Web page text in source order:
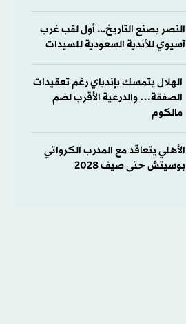
النصر يصنع التاريخ... أول لقب غرب
آسيوي للأندية السعودية للسيدات
الهلال يتمسك بإندياي رغم تعقيدات
الصفقة… والدرعية الأقرب لضم
مالكوم
الأهلي يتعاقد مع المدرب الكرواتي
بوسيتش حتى صيف 2028